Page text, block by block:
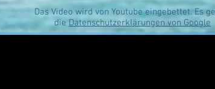
Das Video wird von Youtube eingebettet. Es
die Datenschutzerklärungen von Google